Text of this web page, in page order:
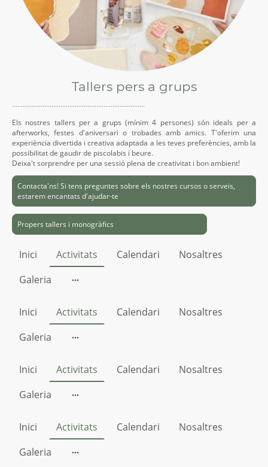
Tallers pers a grups
··········································································
Els nostres tallers per a grups (mínim 4 persones) són ideals per a
afterworks, festes d'aniversari o trobades amb amics. T'oferim una
experiència divertida i creativa adaptada a les teves preferències, amb la
possibilitat de gaudir de piscolabis i beure.
Deixa't sorprendre per una sessió plena de creativitat i bon ambient!
Contacta'ns! Si tens preguntes sobre els nostres cursos o serveis,
estarem encantats d'ajudar-te
Propers tallers i monogràfics
Inici Activitats Calendari
Nosaltres
Galeria
Inici Activitats Calendari
Nosaltres
Galeria
Inici Activitats Calendari
Nosaltres
Galeria
Inici Activitats Calendari
Nosaltres
Galeria